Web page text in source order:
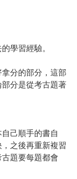
學習經驗。
分的部分，這部
分是從考古題著
己順手的書自
之後再重新複習
題要每題都會